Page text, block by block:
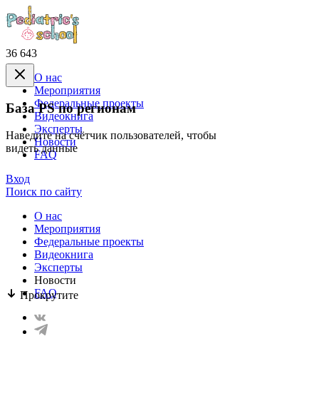
36 643
База PS по регионам
Наведите на счётчик пользователей, чтобы
видеть данные
Прокрутите
О нас
Mероприятия
Федеральные проекты
Видеокнига
Эксперты
Новости
FAQ
Вход
Поиск по сайту
О нас
Mероприятия
Федеральные проекты
Видеокнига
Эксперты
Новости
FAQ